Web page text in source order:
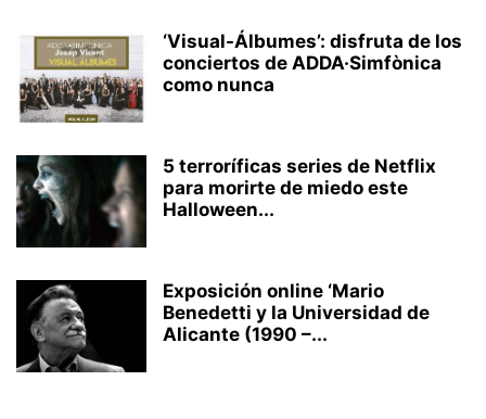
‘Visual-Álbumes’: disfruta de los
conciertos de ADDA·Simfònica
como nunca
5 terroríficas series de Netflix
para morirte de miedo este
Halloween...
Exposición online ‘Mario
Benedetti y la Universidad de
Alicante (1990 –...